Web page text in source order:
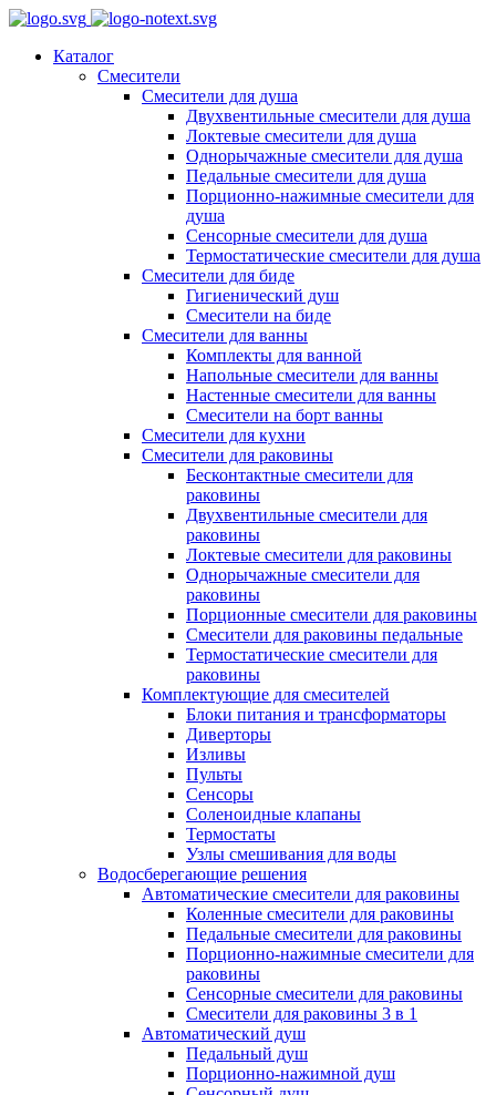
Каталог
Смесители
Смесители для душа
Двухвентильные смесители для душа
Локтевые смесители для душа
Однорычажные смесители для душа
Педальные смесители для душа
Порционно-нажимные смесители для
душа
Сенсорные смесители для душа
Термостатические смесители для душа
Смесители для биде
Гигиенический душ
Смесители на биде
Смесители для ванны
Комплекты для ванной
Напольные смесители для ванны
Настенные смесители для ванны
Смесители на борт ванны
Смесители для кухни
Смесители для раковины
Бесконтактные смесители для
раковины
Двухвентильные смесители для
раковины
Локтевые смесители для раковины
Однорычажные смесители для
раковины
Порционные смесители для раковины
Смесители для раковины педальные
Термостатические смесители для
раковины
Комплектующие для смесителей
Блоки питания и трансформаторы
Диверторы
Изливы
Пульты
Сенсоры
Соленоидные клапаны
Термостаты
Узлы смешивания для воды
Водосберегающие решения
Автоматические смесители для раковины
Коленные смесители для раковины
Педальные смесители для раковины
Порционно-нажимные смесители для
раковины
Сенсорные смесители для раковины
Смесители для раковины 3 в 1
Автоматический душ
Педальный душ
Порционно-нажимной душ